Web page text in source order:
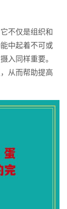
不仅是组织和
中起着不可或
入同样重要。
从而帮助提高